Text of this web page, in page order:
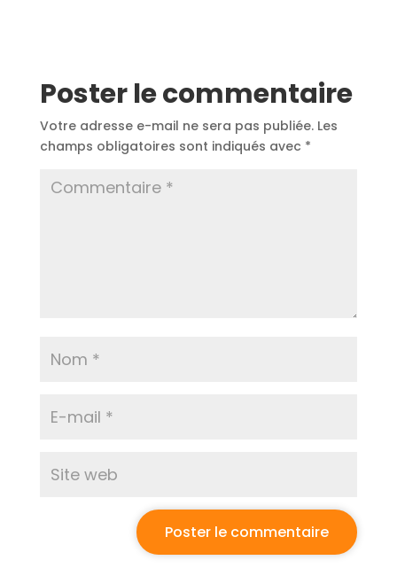
Poster le commentaire
Votre adresse e-mail ne sera pas publiée. Les
champs obligatoires sont indiqués avec *